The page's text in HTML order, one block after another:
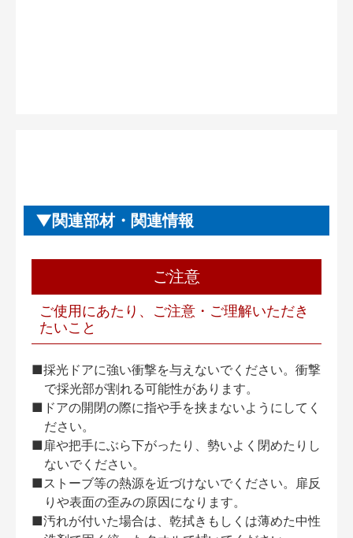
関連部材・関連情報
ご注意
ご使用にあたり、ご注意・ご理解いただき
たいこと
■採光ドアに強い衝撃を与えないでください。衝撃
で採光部が割れる可能性があります。
■ドアの開閉の際に指や手を挟まないようにしてく
ださい。
■扉や把手にぶら下がったり、勢いよく閉めたりし
ないでください。
■ストーブ等の熱源を近づけないでください。扉反
りや表面の歪みの原因になります。
■汚れが付いた場合は、乾拭きもしくは薄めた中性